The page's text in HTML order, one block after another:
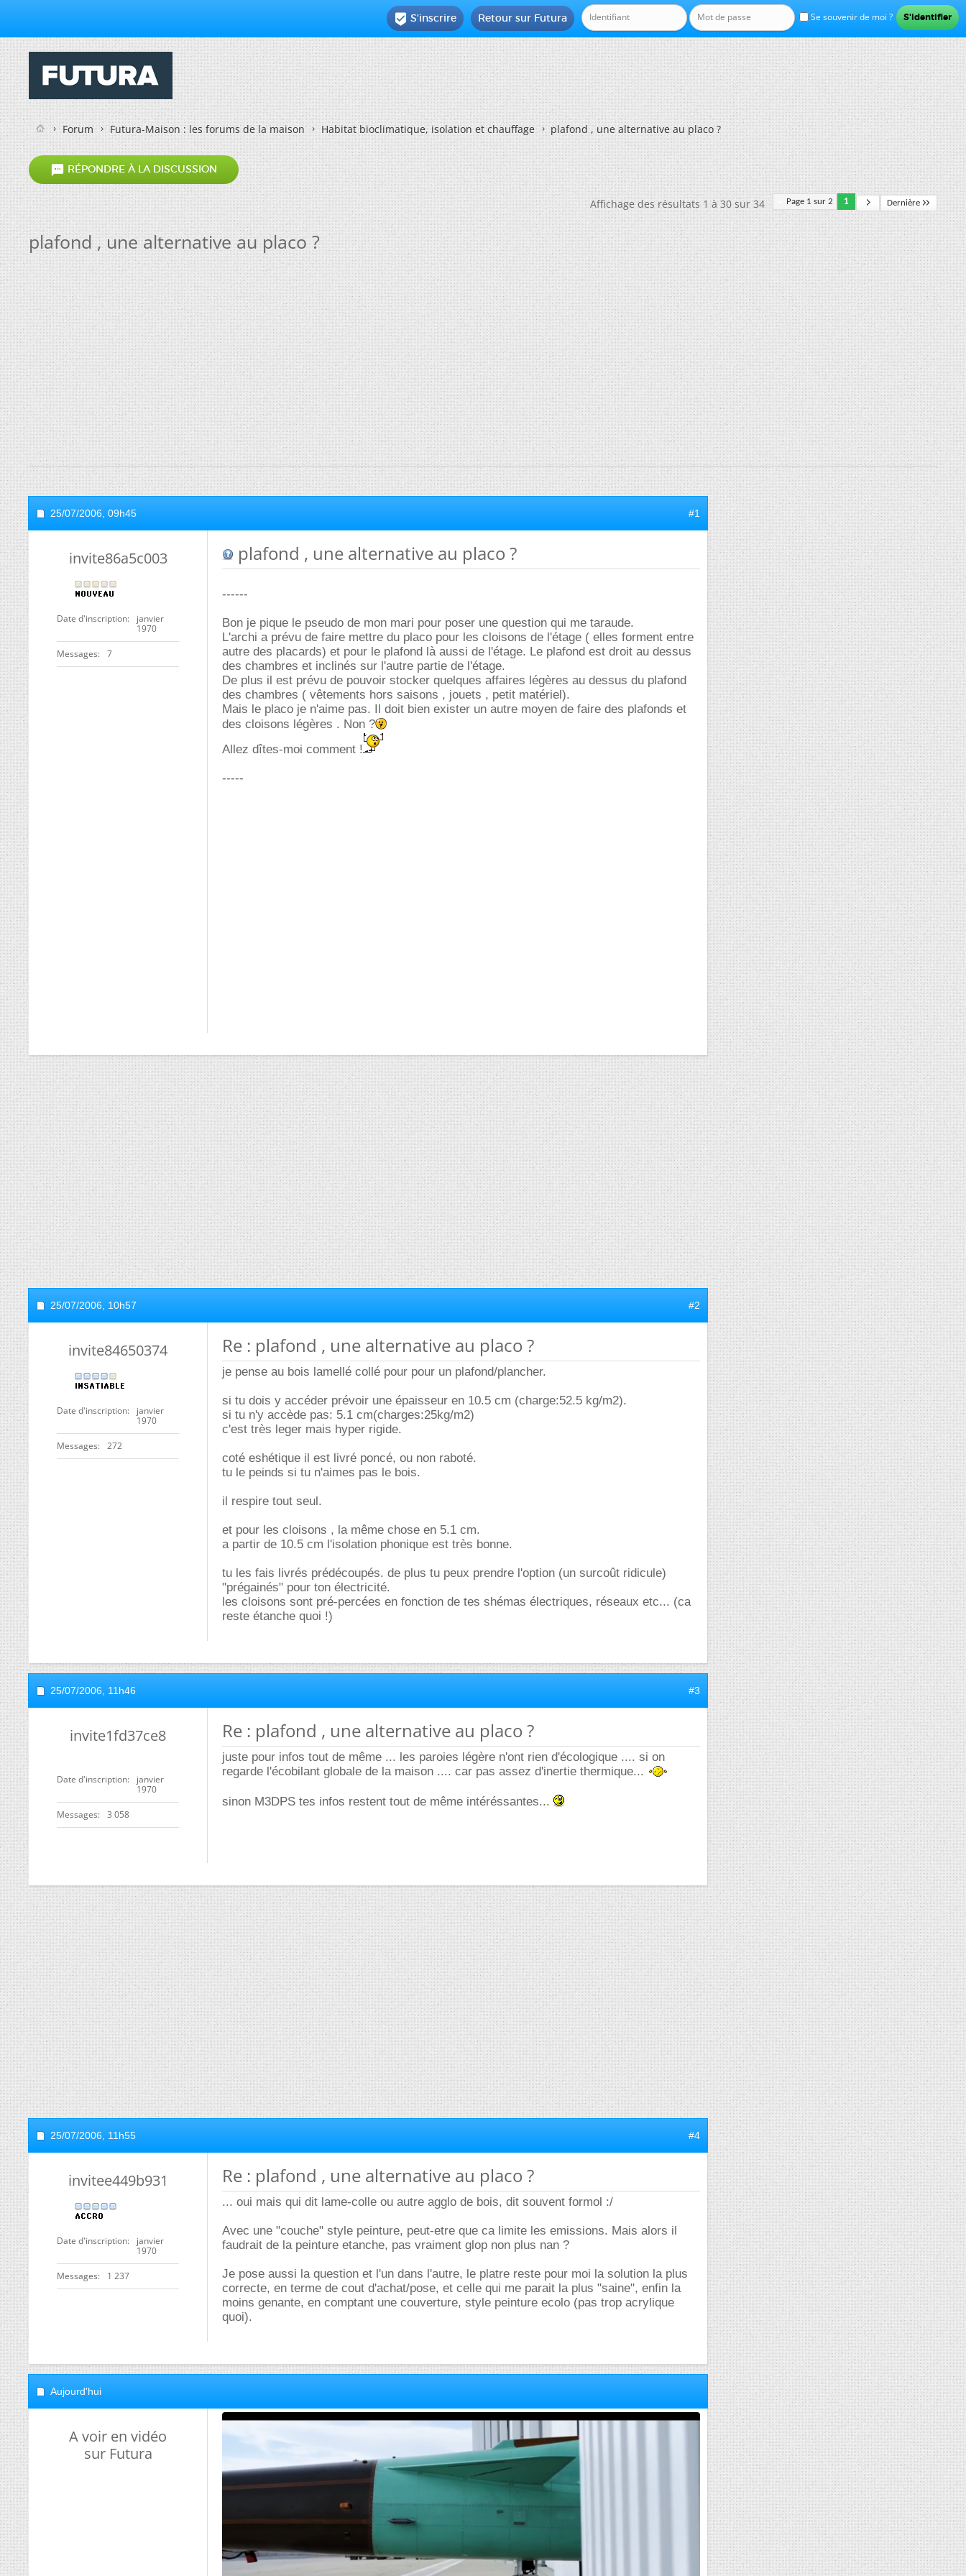
Se souvenir de moi ?
Retour sur Futura
 S'inscrire
Forum Futura-Maison : les forums de la maison Habitat bioclimatique, isolation et chauffage plafond , une alternative au placo ?
 RÉPONDRE À LA DISCUSSION
Page 1 sur 2 1 Dernière
Affichage des résultats 1 à 30 sur 34
plafond , une alternative au placo ?
25/07/2006, 09h45 #1
invite86a5c003
Date d'inscription
janvier
1970
Messages 7
plafond , une alternative au placo ?
------
Bon je pique le pseudo de mon mari pour poser une question qui me taraude.
L'archi a prévu de faire mettre du placo pour les cloisons de l'étage ( elles forment entre
autre des placards) et pour le plafond là aussi de l'étage. Le plafond est droit au dessus
des chambres et inclinés sur l'autre partie de l'étage.
De plus il est prévu de pouvoir stocker quelques affaires légères au dessus du plafond
des chambres ( vêtements hors saisons , jouets , petit matériel).
Mais le placo je n'aime pas. Il doit bien exister un autre moyen de faire des plafonds et
des cloisons légères . Non ?
Allez dîtes-moi comment !
-----
25/07/2006, 10h57 #2
invite84650374
Date d'inscription
janvier
1970
Messages 272
Re : plafond , une alternative au placo ?
je pense au bois lamellé collé pour pour un plafond/plancher.
si tu dois y accéder prévoir une épaisseur en 10.5 cm (charge:52.5 kg/m2).
si tu n'y accède pas: 5.1 cm(charges:25kg/m2)
c'est très leger mais hyper rigide.
coté eshétique il est livré poncé, ou non raboté.
tu le peinds si tu n'aimes pas le bois.
il respire tout seul.
et pour les cloisons , la même chose en 5.1 cm.
a partir de 10.5 cm l'isolation phonique est très bonne.
tu les fais livrés prédécoupés. de plus tu peux prendre l'option (un surcoût ridicule)
"prégainés" pour ton électricité.
les cloisons sont pré-percées en fonction de tes shémas électriques, réseaux etc... (ca
reste étanche quoi !)
25/07/2006, 11h46 #3
invite1fd37ce8
Date d'inscription
janvier
1970
Messages 3 058
Re : plafond , une alternative au placo ?
juste pour infos tout de même ... les paroies légère n'ont rien d'écologique .... si on
regarde l'écobilant globale de la maison .... car pas assez d'inertie thermique...
sinon M3DPS tes infos restent tout de même intéréssantes...
25/07/2006, 11h55 #4
invitee449b931
Date d'inscription
janvier
1970
Messages 1 237
Re : plafond , une alternative au placo ?
... oui mais qui dit lame-colle ou autre agglo de bois, dit souvent formol :/
Avec une "couche" style peinture, peut-etre que ca limite les emissions. Mais alors il
faudrait de la peinture etanche, pas vraiment glop non plus nan ?
Je pose aussi la question et l'un dans l'autre, le platre reste pour moi la solution la plus
correcte, en terme de cout d'achat/pose, et celle qui me parait la plus "saine", enfin la
moins genante, en comptant une couverture, style peinture ecolo (pas trop acrylique
quoi).
Aujourd'hui
A voir en vidéo
sur Futura